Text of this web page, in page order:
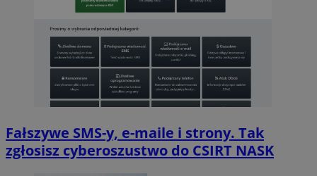
Fałszywe SMS-y, e-maile i strony. Tak
zgłosisz cyberoszustwo do CSIRT NASK